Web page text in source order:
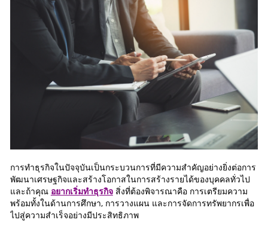
การทำธุรกิจในปัจจุบันเป็นกระบวนการที่มีความสำคัญอย่างยิ่งต่อการ
พัฒนาเศรษฐกิจและสร้างโอกาสในการสร้างรายได้ของบุคคลทั่วไป
และถ้าคุณ อยากเริ่มทําธุรกิจสิ่งที่ต้องพิจารณาคือ การเตรียมความ
พร้อมทั้งในด้านการศึกษา, การวางแผน และการจัดการทรัพยากรเพื่อ
ไปสู่ความสำเร็จอย่างมีประสิทธิภาพ